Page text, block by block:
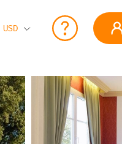
USD